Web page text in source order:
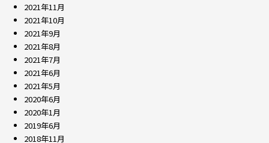
2021年11月
2021年10月
2021年9月
2021年8月
2021年7月
2021年6月
2021年5月
2020年6月
2020年1月
2019年6月
2018年11月